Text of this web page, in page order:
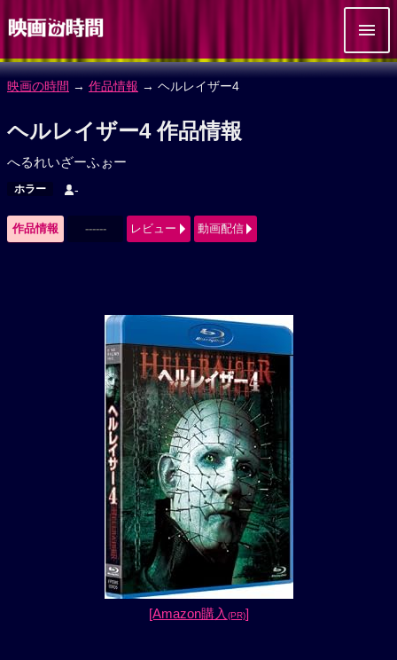
映画の時間 → 作品情報 → ヘルレイザー4
ヘルレイザー4 作品情報
へるれいざーふぉー
ホラー -
作品情報 ------ レビュー 動画配信
[Amazon購入 (PR)]